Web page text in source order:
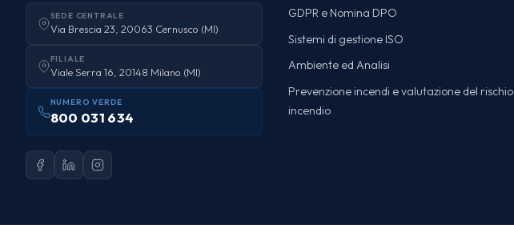
SEDE CENTRALE
Via Brescia 23, 20063 Cernusco (MI)
FILIALE
Viale Serra 16, 20148 Milano (MI)
NUMERO VERDE
800 031 634
GDPR e Nomina DPO
Sistemi di gestione ISO
Ambiente ed Analisi
Prevenzione incendi e valutazione del rischio
incendio